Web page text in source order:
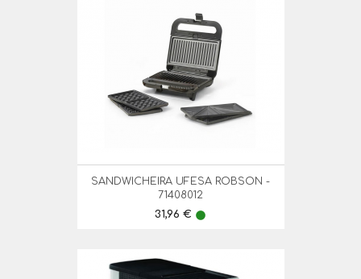
SANDWICHEIRA UFESA ROBSON -
71408012
Preço
31,96 € lens